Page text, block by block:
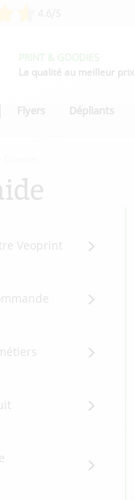
La qualité au meilleur prix
Flyers Dépliants
Veoprint